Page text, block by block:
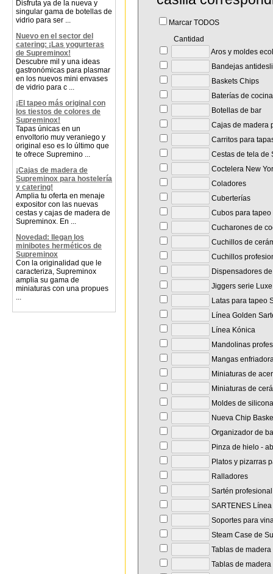
Disfruta ya de la nueva y
singular gama de botellas de
vidrio para ser ...
Nuevo en el sector del
catering: ¡Las yogurteras
de Supreminox!
Descubre mil y una ideas
gastronómicas para plasmar
en los nuevos mini envases
de vidrio para c ...
¡El tapeo más original con
los tiestos de colores de
Supreminox!
Tapas únicas en un
envoltorio muy veraniego y
original eso es lo último que
te ofrece Supremino ...
¡Cajas de madera de
Supreminox para hostelería
y catering!
Amplia tu oferta en menaje
expositor con las nuevas
cestas y cajas de madera de
Supreminox. En ...
Novedad: llegan los
minibotes herméticos de
Supreminox
Con la originalidad que le
caracteriza, Supreminox
amplia su gama de
miniaturas con una propues
...
Marcar TODOS
Cantidad
Aros y moldes
Bandejas
Baskets Chips
Baterías de cocina
Botellas de bar
Cajas de madera
Carritos para
Cestas de tela de
Coctelera New
Coladores
Cuberterías
Cubos para
Cucharones de
Cuchillos de
Cuchillos
Dispensadores
Jiggers serie
Latas para tapeo
Línea Golden
Línea Kónica
Mandolinas
Mangas
Miniaturas de
Miniaturas de
Moldes de silicona
Nueva Chip
Organizador de
Pinza de hielo -
Platos y pizarras
Ralladores
Sartén
SARTENES
Soportes para
Steam Case de
Tablas de
Tablas de